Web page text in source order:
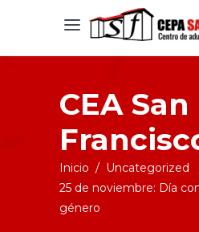
CEA San
Inicio / Uncategorized
25 de noviembre: Día
género